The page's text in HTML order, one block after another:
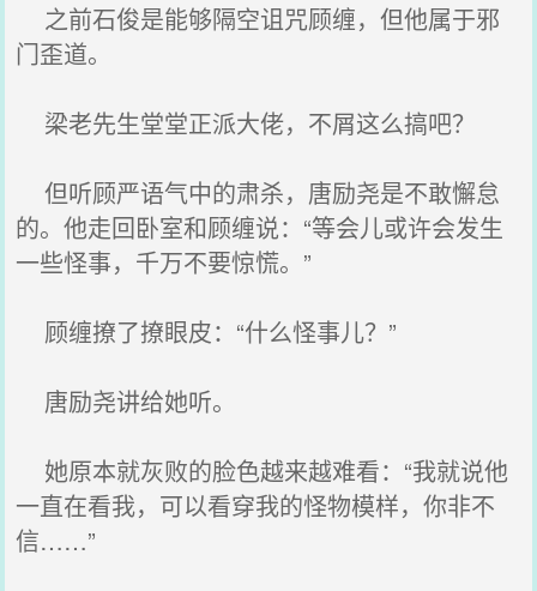
之前石俊是能够隔空诅咒顾缠，但他属于邪
门歪道。
梁老先生堂堂正派大佬，不屑这么搞吧？
但听顾严语气中的肃杀，唐励尧是不敢懈怠
的。他走回卧室和顾缠说：“等会儿或许会发生
一些怪事，千万不要惊慌。”
顾缠撩了撩眼皮：“什么怪事儿？”
唐励尧讲给她听。
她原本就灰败的脸色越来越难看：“我就说他
一直在看我，可以看穿我的怪物模样，你非不
信……”